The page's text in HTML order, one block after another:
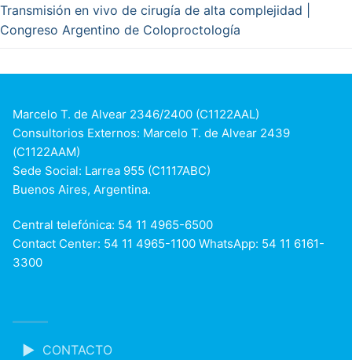
Transmisión en vivo de cirugía de alta complejidad |
Congreso Argentino de Coloproctología
Marcelo T. de Alvear 2346/2400 (C1122AAL)
Consultorios Externos: Marcelo T. de Alvear 2439
(C1122AAM)
Sede Social: Larrea 955 (C1117ABC)
Buenos Aires, Argentina.
Central telefónica: 54 11 4965-6500
Contact Center: 54 11 4965-1100 WhatsApp: 54 11 6161-
3300
CONTACTO